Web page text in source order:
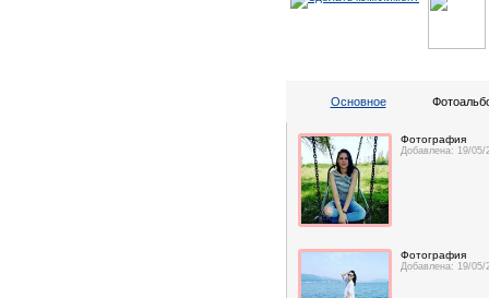
Основное
Фотография
Добавлена: 19/05/
Фотография
Добавлена: 19/05/